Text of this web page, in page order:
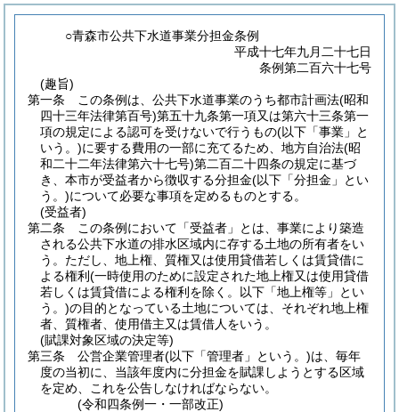
○青森市公共下水道事業分担金条例
平成十七年九月二十七日
条例第二百六十七号
(趣旨)
第一条
この条例は、公共下水道事業のうち都市計画法(昭和
四十三年法律第百号)第五十九条第一項又は第六十三条第一
項の規定による認可を受けないで行うもの(以下「事業」と
いう。)に要する費用の一部に充てるため、地方自治法(昭
和二十二年法律第六十七号)第二百二十四条の規定に基づ
き、本市が受益者から徴収する分担金(以下「分担金」とい
う。)について必要な事項を定めるものとする。
(受益者)
第二条
この条例において「受益者」とは、事業により築造
される公共下水道の排水区域内に存する土地の所有者をい
う。 ただし、地上権、質権又は使用貸借若しくは賃貸借に
よる権利 (一時使用のために設定された地上権又は使用貸借
若しくは賃貸借による権利を除く。以下「地上権等」とい
う。)の目的となっている土地については、それぞれ地上権
者、質権者、使用借主又は賃借人をいう。
(賦課対象区域の決定等)
第三条
公営企業管理者(以下「管理者」という。)は、毎年
度の当初に、当該年度内に分担金を賦課しようとする区域
を定め、これを公告しなければならない。
(令和四条例一・一部改正)